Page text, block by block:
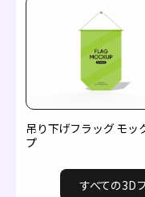
吊り下げフラッグ モッ
プ
すべての3D